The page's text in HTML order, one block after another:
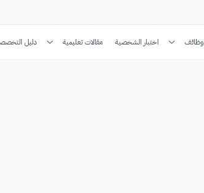
وظائف اختبار الشخصية مقالات تعليمية دليل